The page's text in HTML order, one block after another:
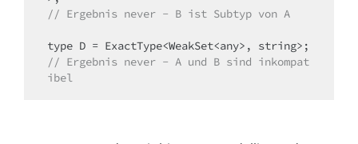
// Ergebnis never - B ist Subtyp von A
// Ergebnis never - A und B sind inkompat
ibel